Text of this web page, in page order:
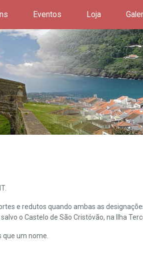
Eventos Loja
e redutos quando ambas as
o Castelo de São Cristóvão, na Ilha
um nome.